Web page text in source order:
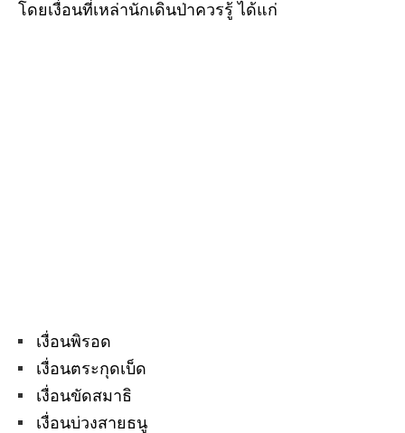
โดยเงื่อนที่เหล่านักเดินป่าควรรู้ ได้แก่
เงื่อนพิรอด
เงื่อนตระกุดเบ็ด
เงื่อนขัดสมาธิ
เงื่อนบ่วงสายธนู